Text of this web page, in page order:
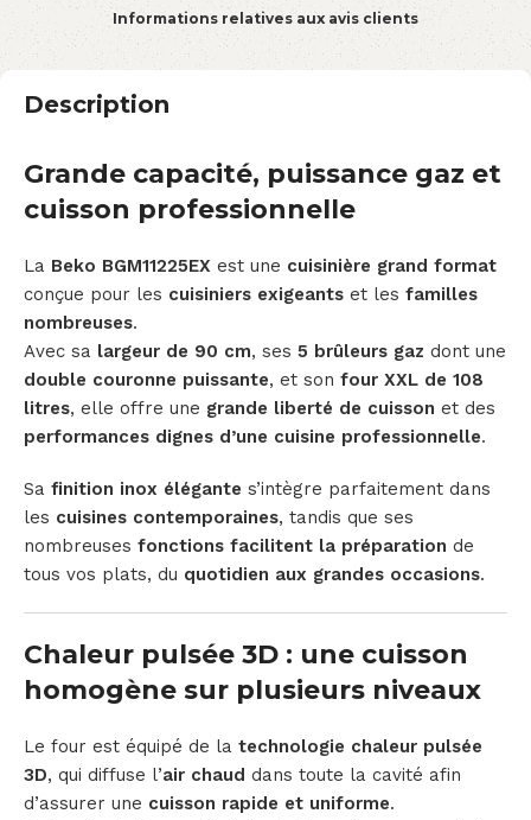
Informations relatives aux avis clients
Description
Grande capacité, puissance gaz et
cuisson professionnelle
La Beko BGM11225EX est une cuisinière grand format
conçue pour les cuisiniers exigeants et les familles
nombreuses.
Avec sa largeur de 90 cm, ses 5 brûleurs gaz dont une
double couronne puissante, et son four XXL de 108
litres, elle offre une grande liberté de cuisson et des
performances dignes d’une cuisine professionnelle.
Sa finition inox élégante s’intègre parfaitement dans
les cuisines contemporaines, tandis que ses
nombreuses fonctions facilitent la préparation de
tous vos plats, du quotidien aux grandes occasions.
Chaleur pulsée 3D : une cuisson
homogène sur plusieurs niveaux
Le four est équipé de la technologie chaleur pulsée
3D, qui diffuse l’air chaud dans toute la cavité afin
d’assurer une cuisson rapide et uniforme.